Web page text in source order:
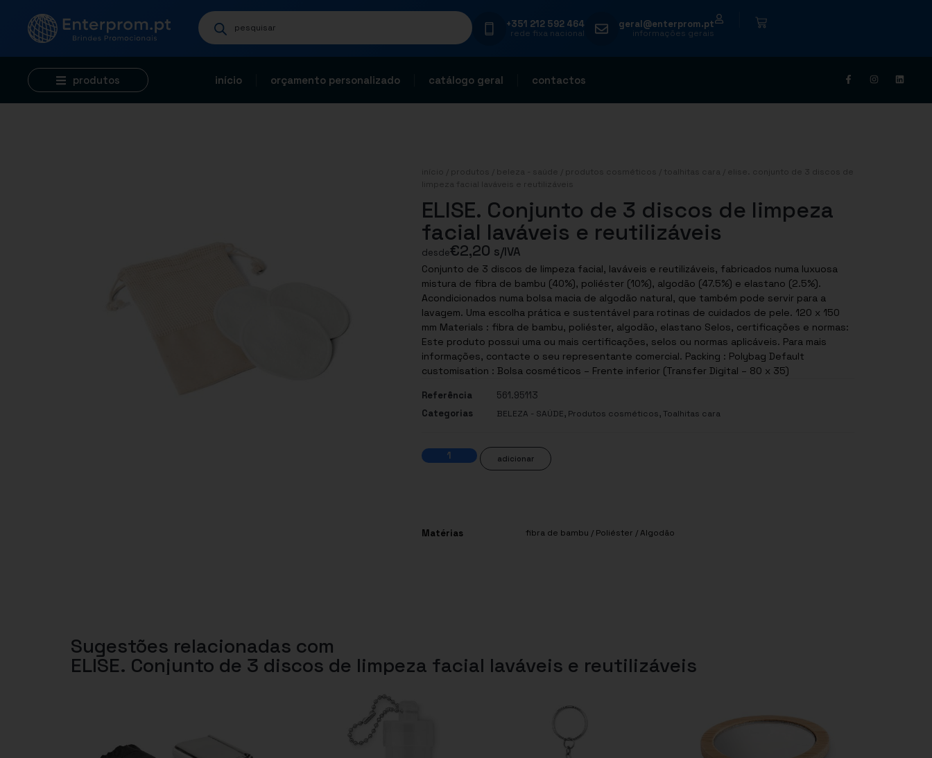
+351 212 592 464
rede fixa nacional
geral@enterprom.pt
informações gerais
produtos início orçamento personalizado catálogo geral contactos
início produtos beleza - saúde produtos cosméticos toalhitas cara / elise. conjunto de 3 discos de
limpeza facial laváveis e reutilizáveis
ELISE. Conjunto de 3 discos de limpeza
facial laváveis e reutilizáveis
desde€2,20 s/IVA
Conjunto de 3 discos de limpeza facial, laváveis e reutilizáveis, fabricados numa luxuosa
mistura de fibra de bambu (40%), poliéster (10%), algodão (47.5%) e elastano (2.5%).
Acondicionados numa bolsa macia de algodão natural, que também pode servir para a
lavagem. Uma escolha prática e sustentável para rotinas de cuidados de pele. 120 x 150
mm Materials : fibra de bambu, poliéster, algodão, elastano Selos, certificações e normas:
Este produto possui uma ou mais certificações, selos ou normas aplicáveis. Para mais
informações, contacte o seu representante comercial. Packing : Polybag Default
customisation : Bolsa cosméticos – Frente inferior (Transfer Digital – 80 x 35)
Referência
561.95113
Categorias
BELEZA - SAÚDE, Produtos cosméticos,Toalhitas cara
adicionar
Matérias fibra de bambu / Poliéster / Algodão
Sugestões relacionadas com
ELISE. Conjunto de 3 discos de limpeza facial laváveis e reutilizáveis